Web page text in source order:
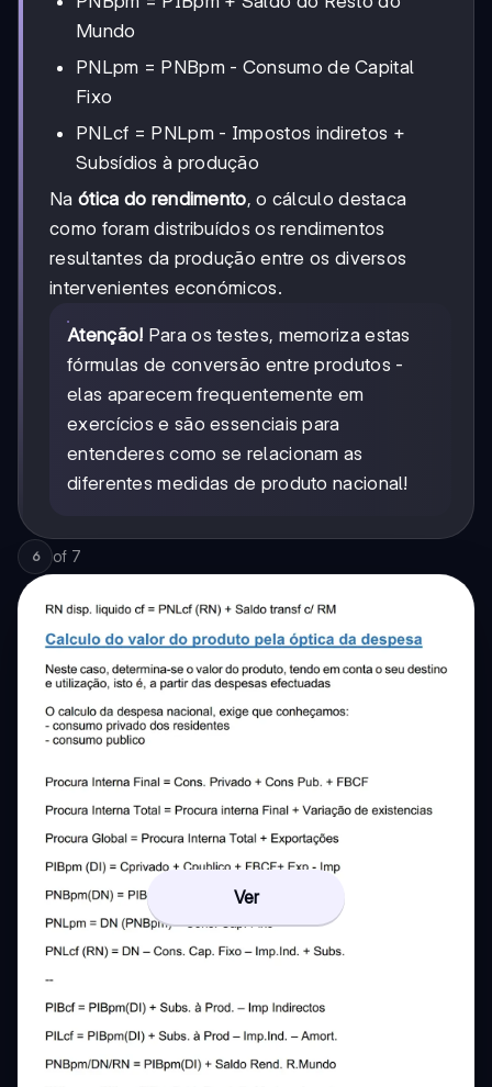
Mundo
PNLpm = PNBpm - Consumo de Capital
Fixo
PNLcf = PNLpm - Impostos indiretos +
Subsídios à produção
Na ótica do rendimento, o cálculo destaca
como foram distribuídos os rendimentos
resultantes da produção entre os diversos
intervenientes económicos.
Atenção! Para os testes, memoriza estas
fórmulas de conversão entre produtos -
elas aparecem frequentemente em
exercícios e são essenciais para
entenderes como se relacionam as
diferentes medidas de produto nacional!
6 of 7
Ver